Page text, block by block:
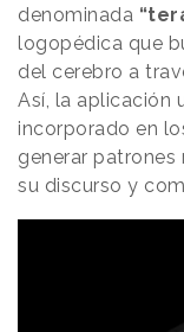
denominada
logopédica que
del cerebro a
Así, la aplicación
incorporado en
generar patrones
su discurso y